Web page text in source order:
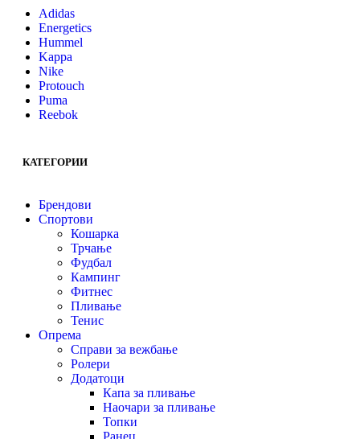
Adidas
Energetics
Hummel
Kappa
Nike
Protouch
Puma
Reebok
КАТЕГОРИИ
Брендови
Спортови
Кошарка
Трчање
Фудбал
Кампинг
Фитнес
Пливање
Тенис
Опрема
Справи за вежбање
Ролери
Додатоци
Капа за пливање
Наочари за пливање
Топки